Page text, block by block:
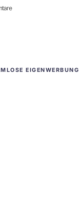
EIGENWERBUNG